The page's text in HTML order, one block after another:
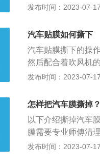
缓慢撕除汽车贴膜
是：阻挡紫外线、
据太阳膜的单向透
发布时间：2023-07-
汽车贴膜如何撕下
汽车贴膜撕下的操
然后配合着吹风机
残留的玻璃膜胶，
物体也叫做太阳膜
及防止玻璃飞溅导
能，达到保护个人
照射造成的损伤，
低油耗，节省一部
发布时间：2023-07-
怎样把汽车膜撕掉？
以下介绍撕掉汽车
膜需要专业师傅清
绍：1、汽车膜简单
发布时间：2023-07-